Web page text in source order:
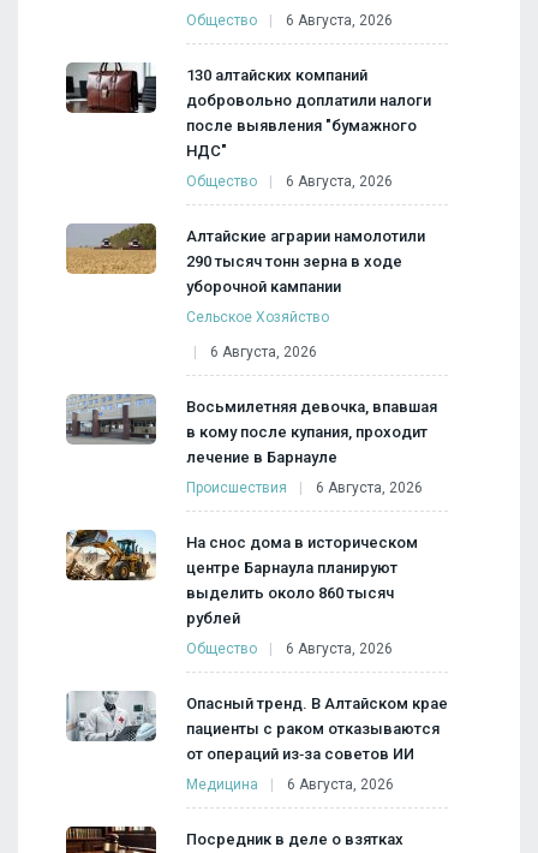
Общество 6 Августа, 2026
130 алтайских компаний
добровольно доплатили налоги
после выявления "бумажного
НДС"
Общество 6 Августа, 2026
Алтайские аграрии намолотили
290 тысяч тонн зерна в ходе
уборочной кампании
Сельское Хозяйство
6 Августа, 2026
Восьмилетняя девочка, впавшая
в кому после купания, проходит
лечение в Барнауле
Происшествия 6 Августа, 2026
На снос дома в историческом
центре Барнаула планируют
выделить около 860 тысяч
рублей
Общество 6 Августа, 2026
Опасный тренд. В Алтайском крае
пациенты с раком отказываются
от операций из‑за советов ИИ
Медицина 6 Августа, 2026
Посредник в деле о взятках